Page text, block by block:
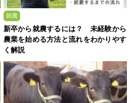
就農
新卒から就農するには？ 未経験から
農業を始める方法と流れをわかりやす
く解説